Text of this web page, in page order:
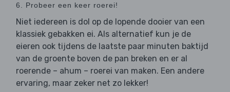
6. Probeer een keer roerei!
Niet iedereen is dol op de lopende dooier van een
klassiek gebakken ei. Als alternatief kun je de
eieren ook tijdens de laatste paar minuten baktijd
van de groente boven de pan breken en er al
roerende – ahum – roerei van maken. Een andere
ervaring, maar zeker net zo lekker!